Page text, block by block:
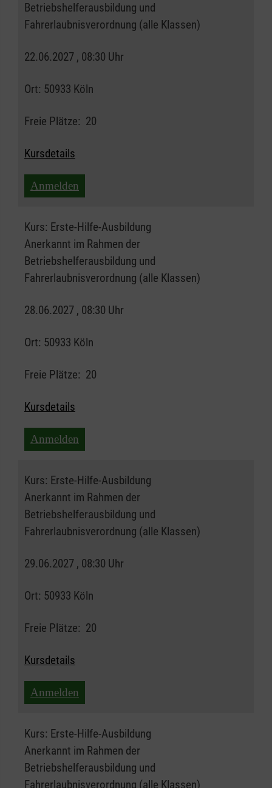
Betriebshelferausbildung und
Fahrerlaubnisverordnung (alle Klassen)
22.06.2027 , 08:30 Uhr
Ort: 50933 Köln
Freie Plätze: 20
Kursdetails
Anmelden
Kurs: Erste-Hilfe-Ausbildung
Anerkannt im Rahmen der
Betriebshelferausbildung und
Fahrerlaubnisverordnung (alle Klassen)
28.06.2027 , 08:30 Uhr
Ort: 50933 Köln
Freie Plätze: 20
Kursdetails
Anmelden
Kurs: Erste-Hilfe-Ausbildung
Anerkannt im Rahmen der
Betriebshelferausbildung und
Fahrerlaubnisverordnung (alle Klassen)
29.06.2027 , 08:30 Uhr
Ort: 50933 Köln
Freie Plätze: 20
Kursdetails
Anmelden
Kurs: Erste-Hilfe-Ausbildung
Anerkannt im Rahmen der
Betriebshelferausbildung und
Fahrerlaubnisverordnung (alle Klassen)